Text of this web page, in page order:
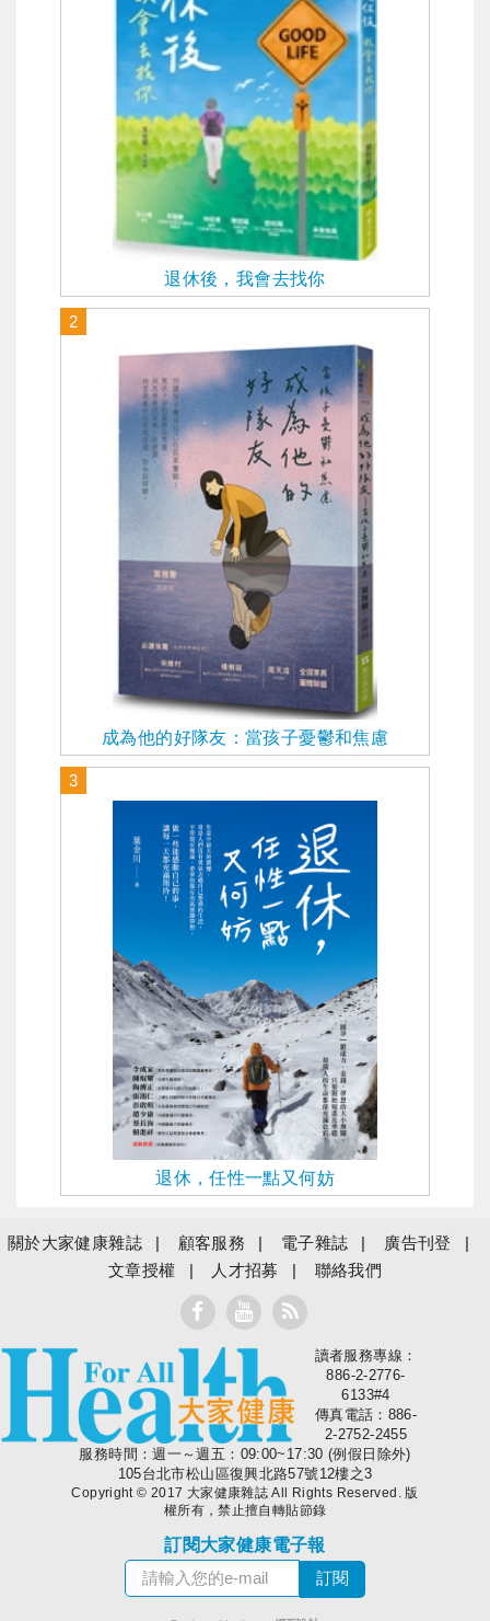
退休後，我會去找你
2
成為他的好隊友：當孩子憂鬱和焦慮
3
退休，任性一點又何妨
關於大家健康雜誌 顧客服務 電子雜誌
廣告刊登
文章授權
人才招募 聯絡我們
大家健康
讀者服務專線：
886-2-2776-
6133#4
傳真電話：886-
2-2752-2455
服務時間：週一～週五：09:00~17:30 (例假日除外)
105台北市松山區復興北路57號12樓之3
Copyright © 2017 大家健康雜誌 All Rights Reserved. 版
權所有，禁止擅自轉貼節錄
訂閱大家健康電子報